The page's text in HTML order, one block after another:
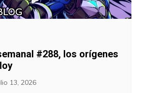
#288, los orígenes
13, 2026